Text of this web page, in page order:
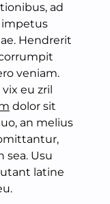
ad
impetus
Hendrerit
veniam.
eu zril
dolor sit
an melius
sea. Usu
latine